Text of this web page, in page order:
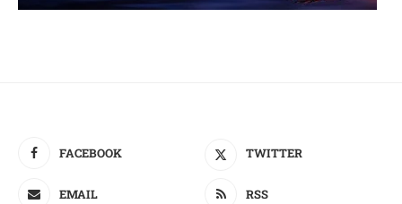
FACEBOOK TWITTER
EMAIL RSS